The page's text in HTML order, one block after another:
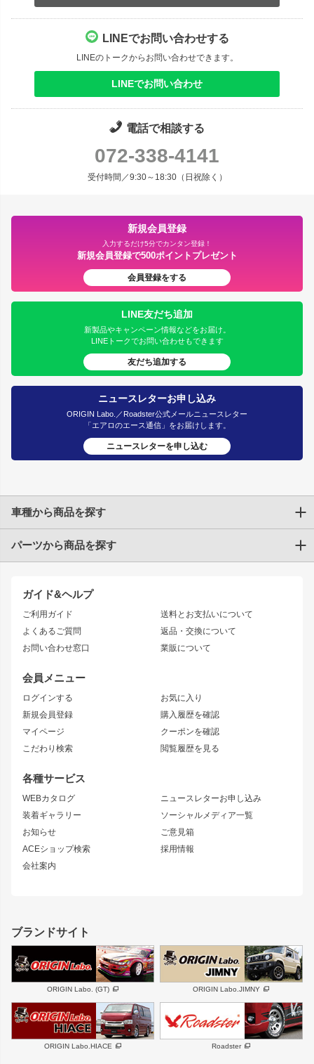
LINEでお問い合わせする
LINEのトークからお問い合わせできます。
LINEでお問い合わせ
電話で相談する
072-338-4141
受付時間／9:30～18:30（日祝除く）
新規会員登録
入力するだけ5分でカンタン登録！
新規会員登録で500ポイントプレゼント
会員登録をする
LINE友だち追加
新製品やキャンペーン情報などをお届け。
LINEトークでお問い合わせもできます
友だち追加する
ニュースレターお申し込み
ORIGIN Labo.／Roadster公式メールニュースレター
「エアロのエース通信」をお届けします。
ニュースレターを申し込む
ガイド&ヘルプ
ご利用ガイド
よくあるご質問
お問い合わせ窓口
送料とお支払いについて
返品・交換について
業販について
会員メニュー
ログインする
新規会員登録
マイページ
こだわり検索
お気に入り
購入履歴を確認
クーポンを確認
閲覧履歴を見る
各種サービス
WEBカタログ
装着ギャラリー
お知らせ
ACEショップ検索
会社案内
ニュースレターお申し込み
ソーシャルメディア一覧
ご意見箱
採用情報
車種から商品を探す
トヨタ
JZX90 CHASER
JZX110 MARK II
JZX100 MARK II
JZX90 MARK II
トレノ
マークX
アリスト
ソアラ
アルテッツァ
ニッサン
S15 シルビア
S14 シルビア 後期
S13 シルビア
180SX
シルエイティ
ワンビア
ローレル
セフィーロ
キャラバン
スズキ
GS350
SC
スバル 三菱
デリカ D:5
軽自動車 汎用
パーツから商品を探す
エアロシリーズ
ドリフトライン
風神
雷神
レーシングライン
アタックライン
ストリームライン
リアウイング
ジムニーパーツ
ホイール
MUD-S7
MUD-SR7
まつど家 鉄漢
ボンネット
フェンダー
サイドパーツ
リアゲート
メンテナンスパーツ
ハイエースパーツ
ホイール
DAYTONA-RS
DAYTONA-RS NEO
エアロシリーズ
ブランドサイト
ORIGIN Labo. (GT) ORIGIN Labo.JIMNY
ORIGIN Labo.HIACE Roadster